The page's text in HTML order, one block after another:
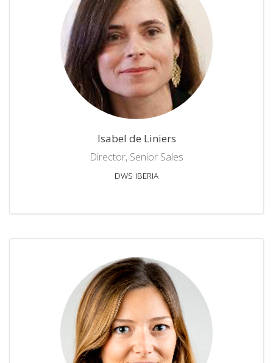
Isabel de Liniers
Director, Senior Sales
DWS IBERIA